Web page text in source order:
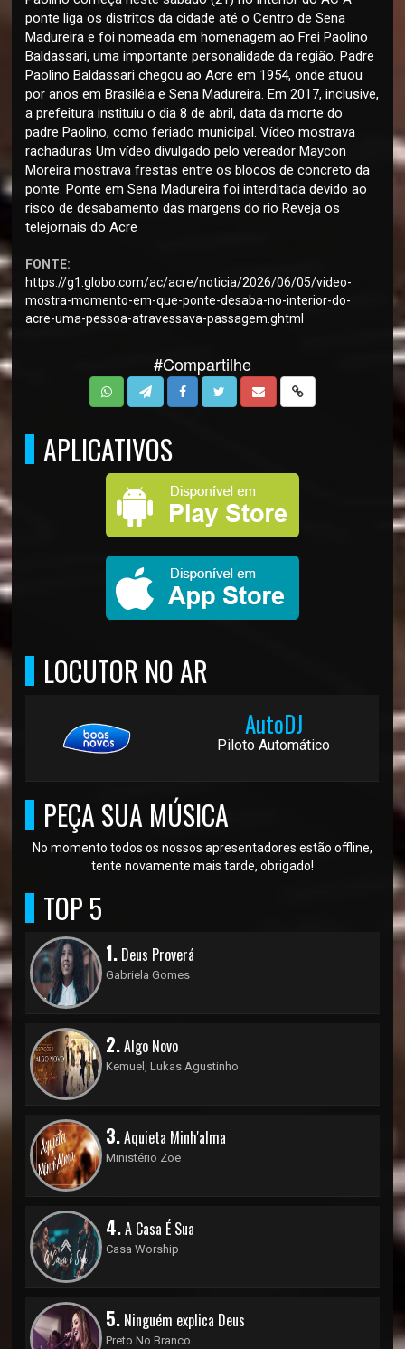
ponte liga os distritos da cidade até o Centro de Sena
Madureira e foi nomeada em homenagem ao Frei Paolino
Baldassari, uma importante personalidade da região. Padre
Paolino Baldassari chegou ao Acre em 1954, onde atuou
por anos em Brasiléia e Sena Madureira. Em 2017, inclusive,
a prefeitura instituiu o dia 8 de abril, data da morte do
padre Paolino, como feriado municipal. Vídeo mostrava
rachaduras Um vídeo divulgado pelo vereador Maycon
Moreira mostrava frestas entre os blocos de concreto da
ponte. Ponte em Sena Madureira foi interditada devido ao
risco de desabamento das margens do rio Reveja os
telejornais do Acre
FONTE:
https://g1.globo.com/ac/acre/noticia/2026/06/05/video-
mostra-momento-em-que-ponte-desaba-no-interior-do-
acre-uma-pessoa-atravessava-passagem.ghtml
#Compartilhe
APLICATIVOS
LOCUTOR NO AR
AutoDJ
Piloto Automático
PEÇA SUA MÚSICA
No momento todos os nossos apresentadores estão offline,
tente novamente mais tarde, obrigado!
TOP 5
1. Deus Proverá
Gabriela Gomes
2.Algo Novo
Kemuel, Lukas Agustinho
3.Aquieta Minh'alma
Ministério Zoe
4.A Casa É Sua
Casa Worship
5. Ninguém explica Deus
Preto No Branco